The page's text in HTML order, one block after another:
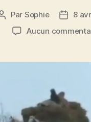
Auteur
l’article
Par Sophie
Date
8
Aucun